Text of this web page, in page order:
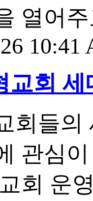
열어
10:41
교회 세
회들
관심
회 운